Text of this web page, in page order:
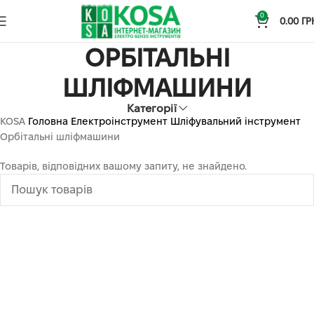
0
0.00
ОРБІТАЛЬНІ
ШЛІФМАШИНИ
Категорії
KOSA Головна Електроінструмент Шліфувальний інструмент
Орбітальні шліфмашини
Товарів, відповідних вашому запиту, не знайдено.